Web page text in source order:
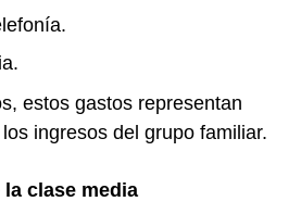
estos gastos representan
ingresos del grupo familiar.
clase media